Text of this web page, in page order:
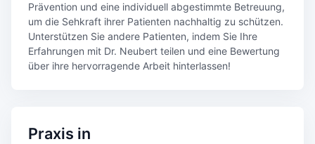
Prävention und eine individuell abgestimmte Betreuung,
um die Sehkraft ihrer Patienten nachhaltig zu schützen.
Unterstützen Sie andere Patienten, indem Sie Ihre
Erfahrungen mit Dr. Neubert teilen und eine Bewertung
über ihre hervorragende Arbeit hinterlassen!
Praxis in